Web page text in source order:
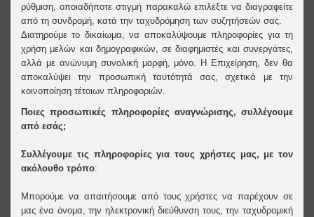
ρύθμιση, οποιαδήποτε στιγμή παρακαλώ επιλέξτε να διαγραφείτε
από τη συνδρομή, κατά την ταχυδρόμηση των συζητήσεών σας.
Διατηρούμε το δικαίωμα, να αποκαλύψουμε πληροφορίες για τη
χρήση μελών και δημογραφικών, σε διαφημιστές και συνεργάτες,
αλλά με ανώνυμη συνολική μορφή, μόνο. Η Επιχείρηση, δεν θα
αποκαλύψει την προσωπική ταυτότητά σας, σχετικά με την
κοινοποίηση τέτοιων πληροφοριών.
Ποιες προσωπικές πληροφορίες αναγνώρισης, συλλέγουμε
από εσάς;
Συλλέγουμε τις πληροφορίες για τους χρήστες μας, με τον
ακόλουθο τρόπο:
Μπορούμε να απαιτήσουμε από τους χρήστες να παρέχουν σε
μας ένα όνομα, την ηλεκτρονική διεύθυνση τους, την ταχυδρομική